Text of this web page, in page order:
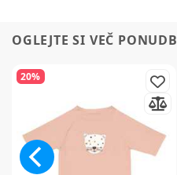
OGLEJTE SI VEČ PONUDB
20%